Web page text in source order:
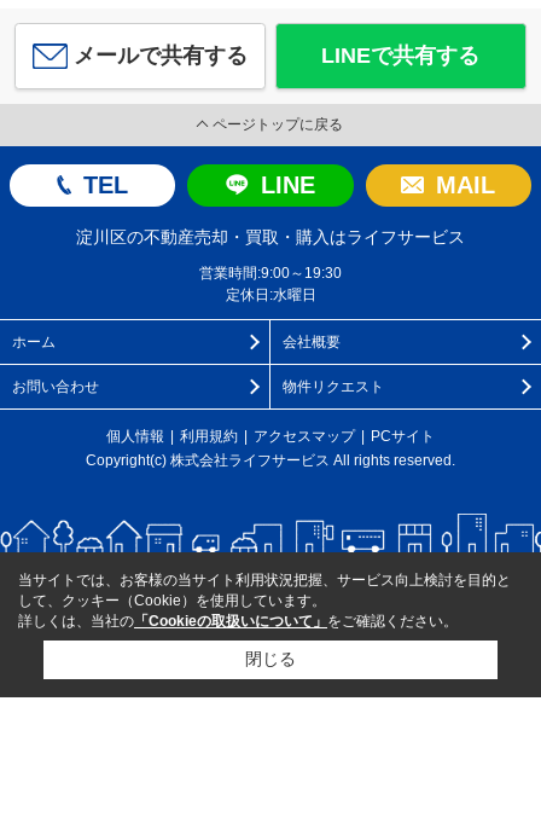
メールで共有する LINEで共有する
ページトップに戻る
TEL LINE MAIL
淀川区の不動産売却・買取・購入はライフサービス
営業時間:9:00～19:30
定休日:水曜日
ホーム 会社概要
お問い合わせ 物件リクエスト
個人情報 利用規約 アクセスマップ
PCサイト
Copyright(c) 株式会社ライフサービス All rights reserved.
当サイトでは、お客様の当サイト利用状況把握、サービス向上検討を目的と
して、クッキー（Cookie）を使用しています。
詳しくは、当社の 「Cookieの取扱いについて」 をご確認ください。
閉じる